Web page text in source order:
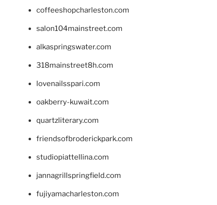
coffeeshopcharleston.com
salon104mainstreet.com
alkaspringswater.com
318mainstreet8h.com
lovenailsspari.com
oakberry-kuwait.com
quartzliterary.com
friendsofbroderickpark.com
studiopiattellina.com
jannagrillspringfield.com
fujiyamacharleston.com